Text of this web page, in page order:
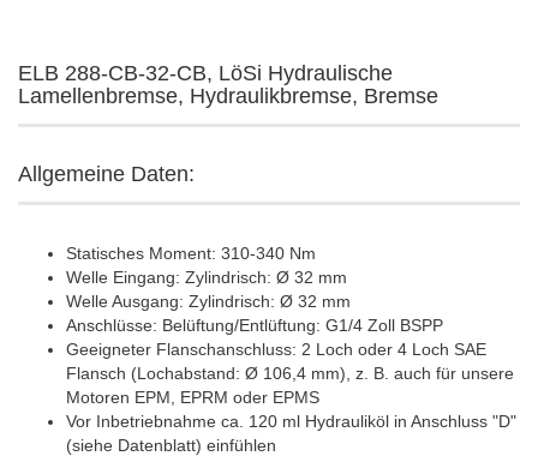
ELB 288-CB-32-CB, LöSi Hydraulische
Lamellenbremse, Hydraulikbremse, Bremse
Allgemeine Daten:
Statisches Moment: 310-340 Nm
Welle Eingang: Zylindrisch: Ø 32 mm
Welle Ausgang: Zylindrisch: Ø 32 mm
Anschlüsse: Belüftung/Entlüftung: G1/4 Zoll BSPP
Geeigneter Flanschanschluss: 2 Loch oder 4 Loch SAE
Flansch (Lochabstand: Ø 106,4 mm), z. B. auch für unsere
Motoren EPM, EPRM oder EPMS
Vor Inbetriebnahme ca. 120 ml Hydrauliköl in Anschluss "D"
(siehe Datenblatt) einfühlen